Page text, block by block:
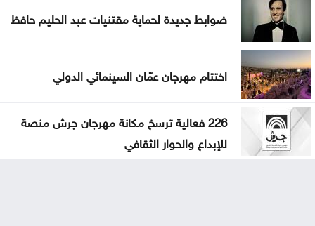
ضوابط جديدة لحماية مقتنيات عبد الحليم حافظ
اختتام مهرجان عمّان السينمائي الدولي
226 فعالية ترسخ مكانة مهرجان جرش منصة
للإبداع والحوار الثقافي